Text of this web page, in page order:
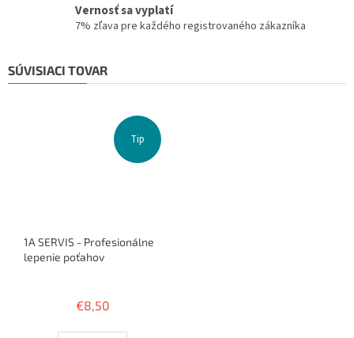
Vernosť sa vyplatí
7% zľava pre každého registrovaného zákazníka
SÚVISIACI TOVAR
Tip
1A SERVIS - Profesionálne
lepenie poťahov
produktu
€8,50